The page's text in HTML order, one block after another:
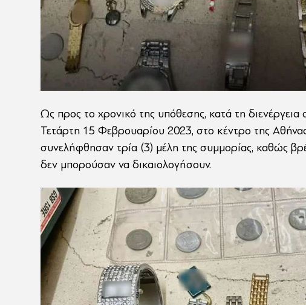
Ως προς το χρονικό της υπόθεσης, κατά τη
Τετάρτη 15 Φεβρουαρίου 2023, στο κέντρο της
συνελήφθησαν τρία (3) μέλη της συμμορίας, καθώς
δεν μπορούσαν να δικαιολογήσουν.